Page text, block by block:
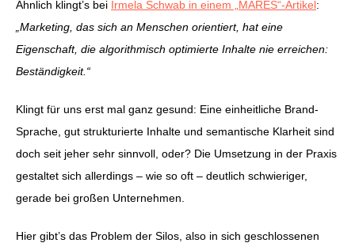
Ähnlich klingt’s bei Irmela Schwab in einem „MARES“-Artikel:
„Marketing, das sich an Menschen orientiert, hat eine
Eigenschaft, die algorithmisch optimierte Inhalte nie erreichen:
Beständigkeit.“
Klingt für uns erst mal ganz gesund: Eine einheitliche Brand-
Sprache, gut strukturierte Inhalte und semantische Klarheit sind
doch seit jeher sehr sinnvoll, oder? Die Umsetzung in der Praxis
gestaltet sich allerdings – wie so oft – deutlich schwieriger,
gerade bei großen Unternehmen.
Hier gibt’s das Problem der Silos, also in sich geschlossenen